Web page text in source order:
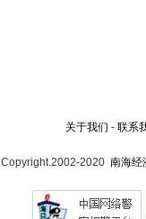
关于我们 - 联系
Copyright.2002-2020 南海经